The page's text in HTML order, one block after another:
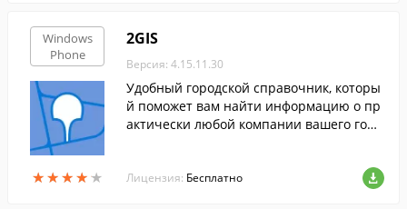
Windows
Phone
★★★★★
★★★★★
2GIS
Версия: 4.15.11.30
Удобный городской справочник, которы
й поможет вам найти информацию о пр
актически любой компании вашего горо
име оффлайн.
Лицензия: Бесплатно